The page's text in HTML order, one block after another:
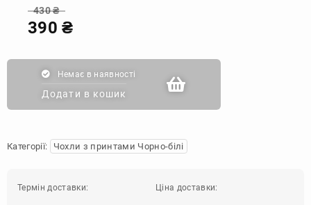
430₴
390₴
Немає в наявності
Додати в кошик
Категорії: Чохли з принтами Чорно-білі
Термін доставки: Ціна доставки: